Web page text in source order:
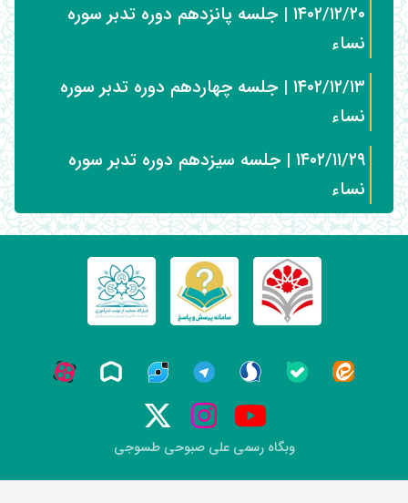
۱۴۰۲/۱۲/۲۰ | جلسه پانزدهم دوره تدبر سوره
نساء
۱۴۰۲/۱۲/۱۳ | جلسه چهاردهم دوره تدبر سوره
نساء
۱۴۰۲/۱۱/۲۹ | جلسه سیزدهم دوره تدبر سوره
نساء
وبگاه رسمی علی صبوحی طسوجی